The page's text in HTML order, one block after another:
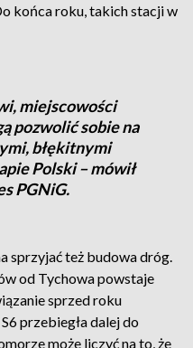
końca roku, takich stacji w
miejscowości
pozwolić sobie na
błękitnymi
Polski – mówił
PGNiG.
sprzyjać też budowa dróg.
od Tychowa powstaje
sprzed roku
przebiegła dalej do
może liczyć na to, że